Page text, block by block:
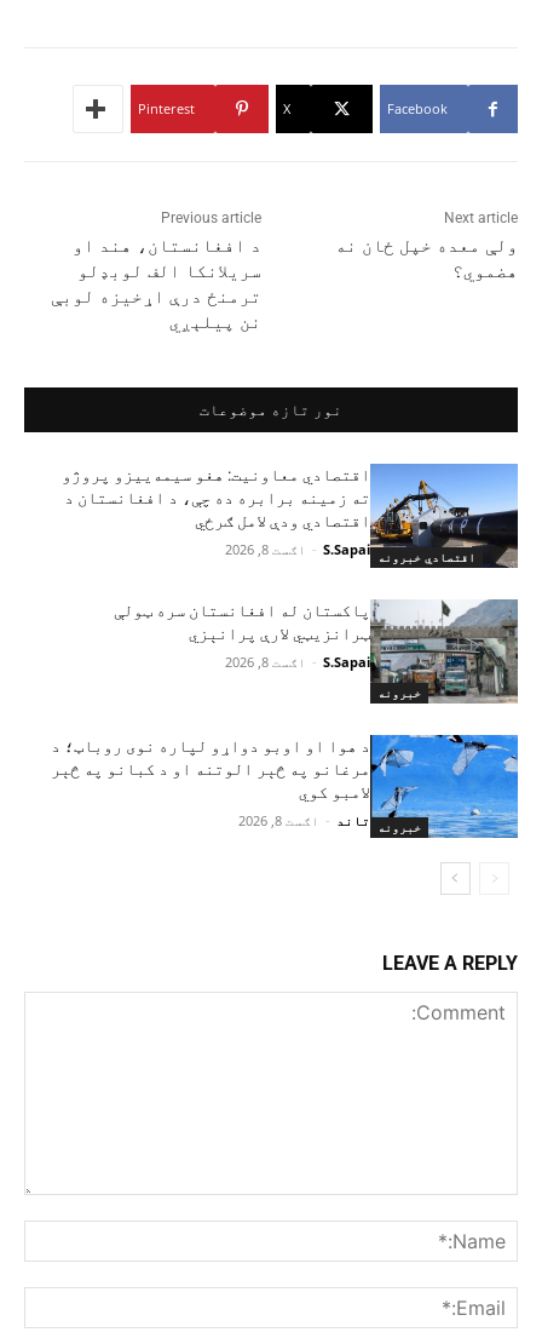
Facebook
X
Pinterest
Previous article
د افغانستان، هند او
سریلانکا الف لوبډلو
ترمنځ درې اړخیزه لوبې
نن پیلېږي
Next article
ولې معده خپل ځان نه
هضموي؟
نور تازه موضوعات
اقتصادي خبرونه
اقتصادي معاونیت: هغو سیمه‌ییزو پروژو
ته زمینه برابره ده چې، د افغانستان د
اقتصادي ودې لامل ګرځي
S.Sapai
- اګست 8, 2026
خبرونه
پاکستان له افغانستان سره ټولې
ټرانزیټي لارې پرانېزي
S.Sapai
- اګست 8, 2026
خبرونه
د هوا او اوبو دواړو لپاره نوی روباټ؛ د
مرغانو په څېر الوتنه او د کبانو په څېر
لامبو کوي
تاند - اګست 8, 2026
LEAVE A REPLY